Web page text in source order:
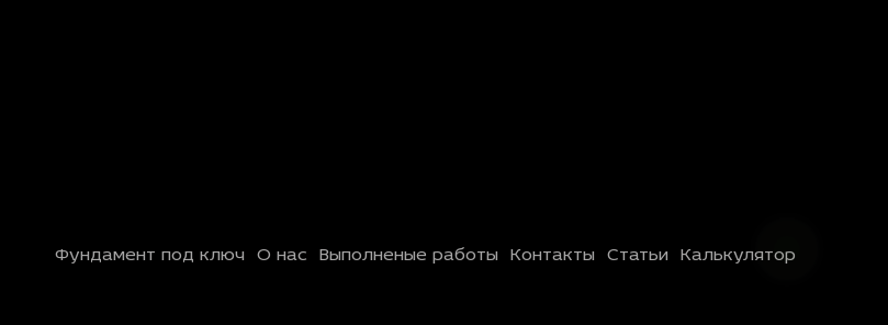
Фундамент под ключ О нас Выполненые работы Контакты Статьи Калькулятор